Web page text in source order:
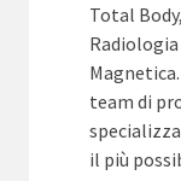
Total
team di
il più